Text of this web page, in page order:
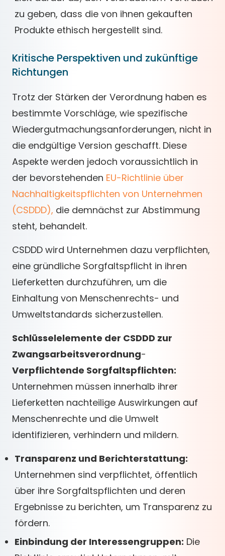
zu geben, dass die von ihnen gekauften
Produkte ethisch hergestellt sind.
Kritische Perspektiven und zukünftige
Richtungen
Trotz der Stärken der Verordnung haben es
bestimmte Vorschläge, wie spezifische
Wiedergutmachungsanforderungen, nicht in
die endgültige Version geschafft. Diese
Aspekte werden jedoch voraussichtlich in
der bevorstehenden EU-Richtlinie über
Nachhaltigkeitspflichten von Unternehmen
(CSDDD), die demnächst zur Abstimmung
steht, behandelt.
CSDDD wird Unternehmen dazu verpflichten,
eine gründliche Sorgfaltspflicht in ihren
Lieferketten durchzuführen, um die
Einhaltung von Menschenrechts- und
Umweltstandards sicherzustellen.
Schlüsselelemente der CSDDD zur
Zwangsarbeitsverordnung-
Verpflichtende Sorgfaltspflichten:
Unternehmen müssen innerhalb ihrer
Lieferketten nachteilige Auswirkungen auf
Menschenrechte und die Umwelt
identifizieren, verhindern und mildern.
Transparenz und Berichterstattung:
Unternehmen sind verpflichtet, öffentlich
über ihre Sorgfaltspflichten und deren
Ergebnisse zu berichten, um Transparenz zu
fördern.
Einbindung der Interessengruppen: Die